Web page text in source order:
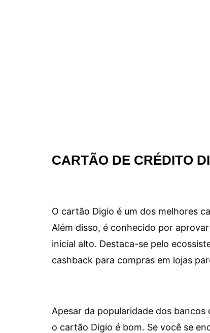
CARTÃO DE CRÉDITO
O cartão Digio é um dos melhores
Além disso, é conhecido por
inicial alto. Destaca-se pelo
cashback para compras em lojas
Apesar da popularidade dos
o cartão Digio é bom. Se você se